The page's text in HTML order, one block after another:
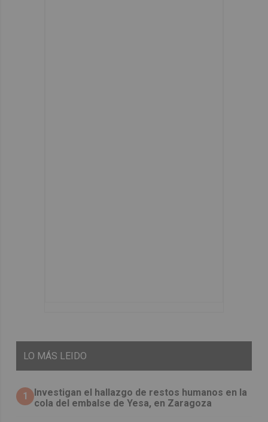
LO MÁS LEIDO
1
Investigan el hallazgo de restos humanos en la
cola del embalse de Yesa, en Zaragoza